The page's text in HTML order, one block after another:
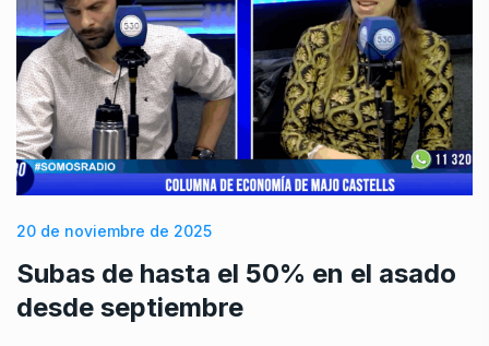
20 de noviembre de 2025
Subas de hasta el 50% en el asado
desde septiembre